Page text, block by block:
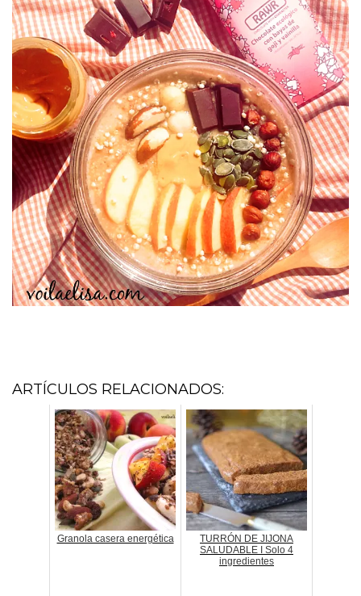
ARTÍCULOS RELACIONADOS:
Granola casera energética
TURRÓN DE JIJONA
SALUDABLE I Solo 4
ingredientes